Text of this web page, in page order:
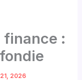
finance :
2026